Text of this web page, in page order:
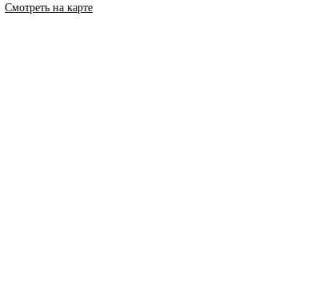
Смотреть на карте